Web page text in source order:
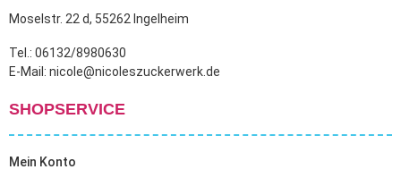
Moselstr. 22 d, 55262 Ingelheim
Tel.: 06132/8980630
E-Mail: nicole@nicoleszuckerwerk.de
SHOPSERVICE
Mein Konto